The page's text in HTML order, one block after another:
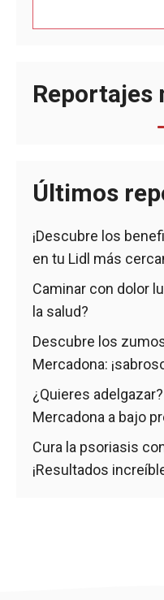
Reportajes
Últimos
¡Descubre los
en tu Lidl más
Caminar con dolor
la salud?
Descubre los
Mercadona:
¿Quieres
Mercadona a bajo
Cura la psoriasis
¡Resultados